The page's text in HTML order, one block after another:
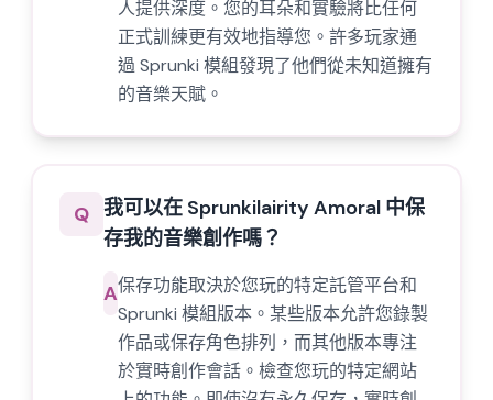
人提供深度。您的耳朵和實驗將比任何
正式訓練更有效地指導您。許多玩家通
過 Sprunki 模組發現了他們從未知道擁有
的音樂天賦。
Q 我可以在 Sprunkilairity Amoral 中保
存我的音樂創作嗎？
A保存功能取決於您玩的特定託管平台和
Sprunki 模組版本。某些版本允許您錄製
作品或保存角色排列，而其他版本專注
於實時創作會話。檢查您玩的特定網站